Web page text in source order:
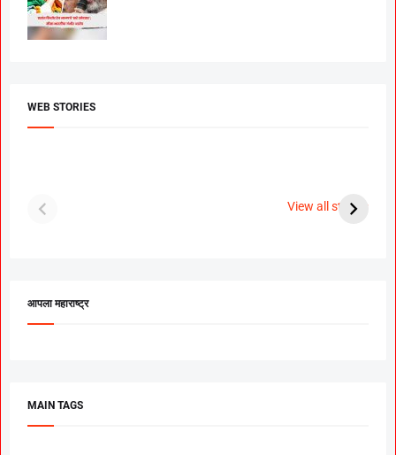
WEB STORIES
View all stories
पूजा सावंत ने गुपचूप
आपला महाराष्ट्र
MAIN TAGS